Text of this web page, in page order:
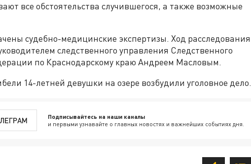
все обстоятельства случившегося, а также возможные
судебно-медицинские экспертизы. Ход расследования
следственного управления Следственного
по Краснодарскому краю Андреем Масловым.
14-летней девушки на озере возбудили уголовное дело.
Подписывайтесь на наши каналы
и первыми узнавайте о главных новостях и важнейших событиях дня.